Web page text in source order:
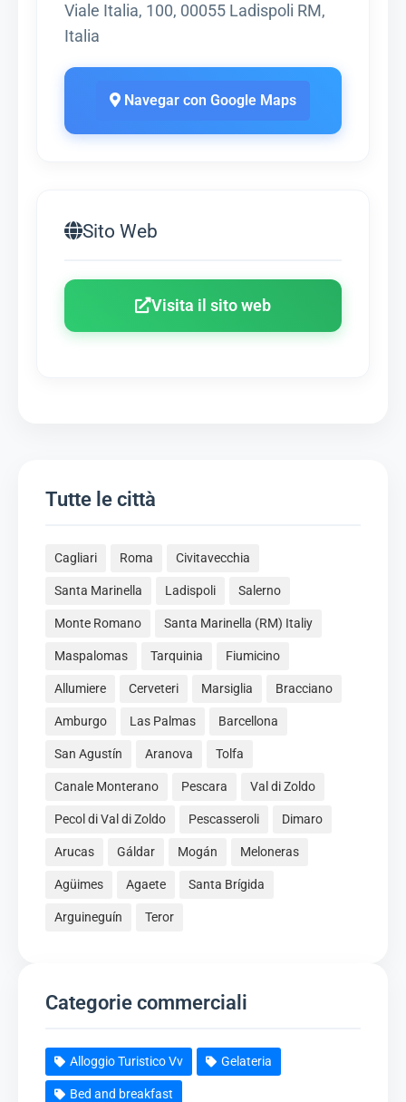
Viale Italia, 100, 00055 Ladispoli RM,
Italia
Navegar con Google Maps
Sito Web
Visita il sito web
Tutte le città
Cagliari Roma Civitavecchia
Santa Marinella Ladispoli Salerno
Monte Romano Santa Marinella (RM) Italiy
Maspalomas Tarquinia Fiumicino
Allumiere Cerveteri Marsiglia Bracciano
Amburgo Las Palmas Barcellona
San Agustín Aranova Tolfa
Canale Monterano Pescara Val di Zoldo
Pecol di Val di Zoldo Pescasseroli Dimaro
Arucas Gáldar Mogán Meloneras
Agüimes Agaete Santa Brígida
Arguineguín Teror
Categorie commerciali
Alloggio Turistico Vv Gelateria
Bed and breakfast